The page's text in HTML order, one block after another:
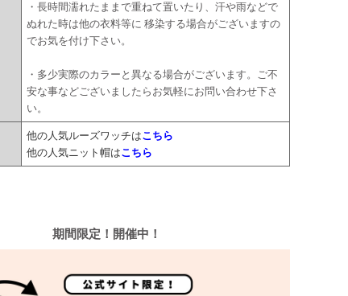
・長時間濡れたままで重ねて置いたり、汗や雨などで
ぬれた時は他の衣料等に 移染する場合がございますの
でお気を付け下さい。
・多少実際のカラーと異なる場合がございます。ご不
安な事などございましたらお気軽にお問い合わせ下さ
い。
他の人気ルーズワッチはこちら
他の人気ニット帽はこちら
期間限定！開催中！